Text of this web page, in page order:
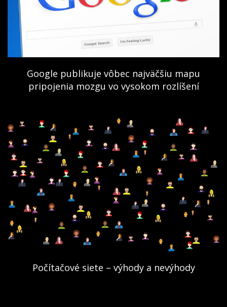
Google publikuje vôbec najväčšiu mapu
pripojenia mozgu vo vysokom rozlíšení
Počítačové siete – výhody a nevýhody